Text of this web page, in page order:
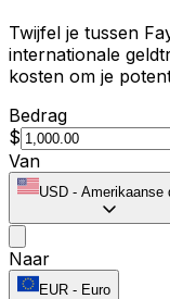
Twijfel je tussen
internationale
kosten om je
Bedrag
$
Van
USD - Amerikaanse
Naar
EUR - Euro